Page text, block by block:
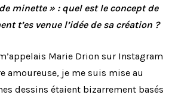
minette » : quel est le concept de
t’es venue l’idée de sa création ?
Marie Drion sur Instagram
amoureuse, je me suis mise au
dessins étaient bizarrement basés